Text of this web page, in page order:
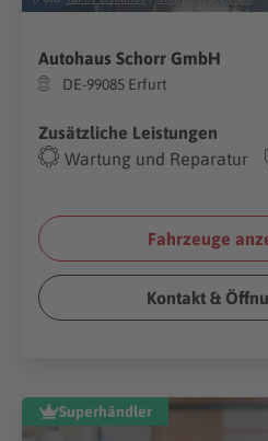
Autohaus Schorr GmbH
DE-99085 Erfurt
Zusätzliche Leistungen
Wartung und Reparatur
Fahrzeuge
Kontakt &
Superhändler